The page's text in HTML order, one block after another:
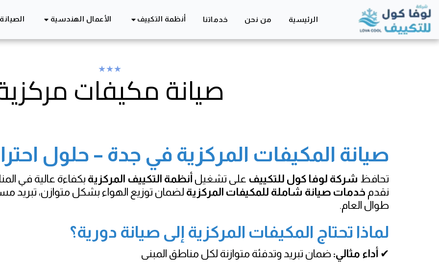
الرئيسية من نحن خدماتنا أنظمة التكييف الأعمال الهندسية
صيانة مكيفات
★
★
★
صيانة المكيفات المركزية في جدة – حلول
تحافظ شركة لوفا كول للتكييف على تشغيل أنظمة التكييف المركزية بكفاءة عالية في
نقدم خدمات صيانة شاملة للمكيفات المركزية لضمان توزيع الهواء بشكل متوازن، تبريد
طوال العام.
لماذا تحتاج المكيفات المركزية إلى صيانة دورية؟
✔ أداء مثالي: ضمان تبريد وتدفئة متوازنة لكل مناطق المبنى